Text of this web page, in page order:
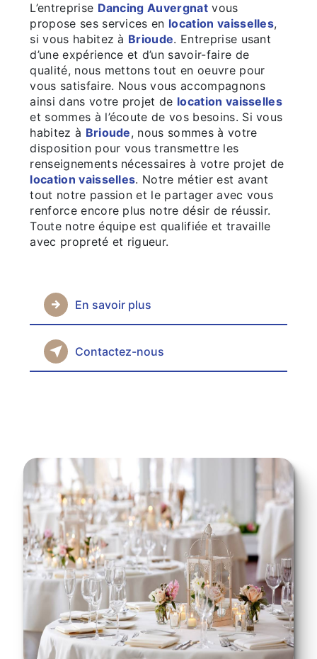
L’entreprise Dancing Auvergnatvous
propose ses services en location vaisselles,
si vous habitez à Brioude. Entreprise usant
d’une expérience et d’un savoir-faire de
qualité, nous mettons tout en oeuvre pour
vous satisfaire. Nous vous accompagnons
ainsi dans votre projet de location vaisselles
et sommes à l’écoute de vos besoins. Si vous
habitez à Brioude, nous sommes à votre
disposition pour vous transmettre les
renseignements nécessaires à votre projet de
location vaisselles. Notre métier est avant
tout notre passion et le partager avec vous
renforce encore plus notre désir de réussir.
Toute notre équipe est qualifiée et travaille
avec propreté et rigueur.
En savoir plus
Contactez-nous